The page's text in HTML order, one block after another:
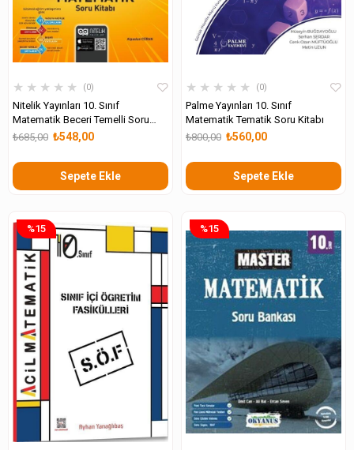
★ ★ ★ ★ ★ 0
Nitelik Yayınları 10. Sınıf
Matematik Beceri Temelli Soru
Kitabı
₺548,00
₺685,00
Sepete Ekle
★ ★ ★ ★ ★ 0
Palme Yayınları 10. Sınıf
Matematik Tematik Soru Kitabı
₺560,00
₺800,00
Sepete Ekle
%15 %15